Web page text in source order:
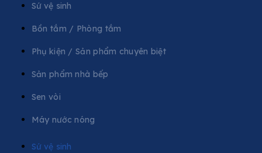
Sứ vệ sinh
Bồn tắm / Phòng tắm
Phụ kiện / Sản phẩm chuyên biệt
Sản phẩm nhà bếp
Sen vòi
Máy nước nóng
Sứ vệ sinh